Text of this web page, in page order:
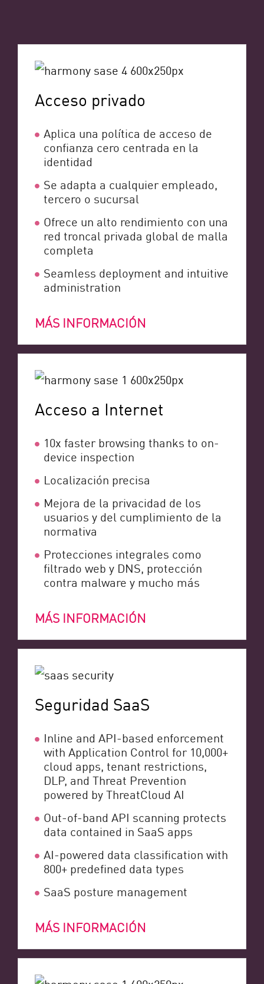
Acceso privado
Aplica una política de acceso de
confianza cero centrada en la
identidad
Se adapta a cualquier empleado,
tercero o sucursal
Ofrece un alto rendimiento con una
red troncal privada global de malla
completa
Seamless deployment and intuitive
administration
MÁS INFORMACIÓN
Acceso a Internet
10x faster browsing thanks to on-
device inspection
Localización precisa
Mejora de la privacidad de los
usuarios y del cumplimiento de la
normativa
Protecciones integrales como
filtrado web y DNS, protección
contra malware y mucho más
MÁS INFORMACIÓN
Seguridad SaaS
Inline and API-based enforcement
with Application Control for 10,000+
cloud apps, tenant restrictions,
DLP, and Threat Prevention
powered by ThreatCloud AI
Out-of-band API scanning protects
data contained in SaaS apps
AI-powered data classification with
800+ predefined data types​
SaaS posture management
MÁS INFORMACIÓN